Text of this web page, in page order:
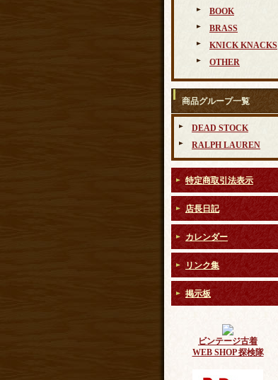
BOOK
BRASS
KNICK KNACKS
OTHER
商品グループ一覧
DEAD STOCK
RALPH LAUREN
特定商取引法表示
店長日記
カレンダー
リンク集
掲示板
ビンテージ古着
WEB SHOP 探検隊